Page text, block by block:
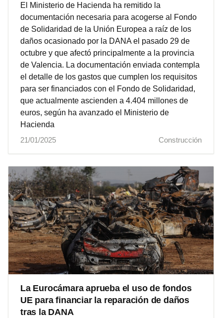
El Ministerio de Hacienda ha remitido la
documentación necesaria para acogerse al Fondo
de Solidaridad de la Unión Europea a raíz de los
daños ocasionado por la DANA el pasado 29 de
octubre y que afectó principalmente a la provincia
de Valencia. La documentación enviada contempla
el detalle de los gastos que cumplen los requisitos
para ser financiados con el Fondo de Solidaridad,
que actualmente ascienden a 4.404 millones de
euros, según ha avanzado el Ministerio de
Hacienda
21/01/2025
Construcción
La Eurocámara aprueba el uso de fondos
UE para financiar la reparación de daños
tras la DANA